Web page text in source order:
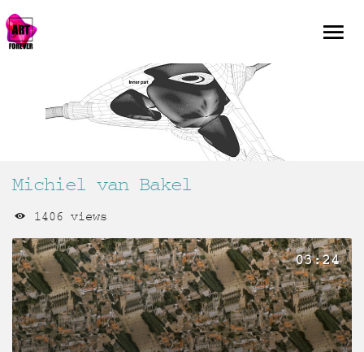
Michiel van Bakel
1406 views
03:24